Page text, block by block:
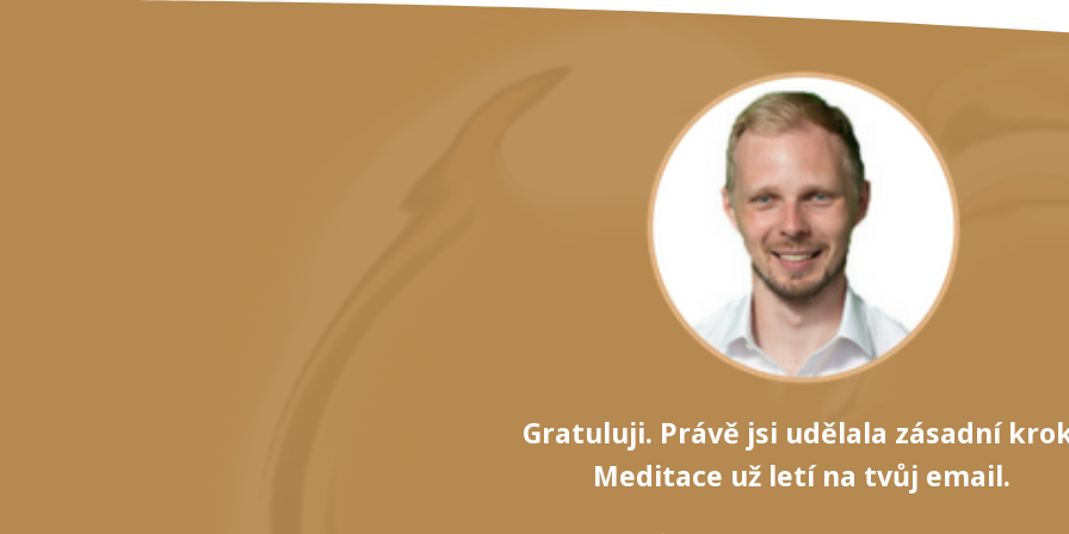
Gratuluji. Právě jsi udělala zásadní
Meditace už letí na tvůj email.